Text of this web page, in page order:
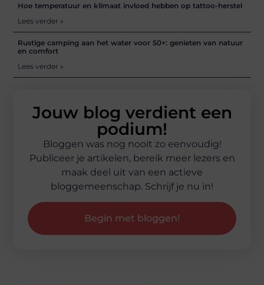
Hoe temperatuur en klimaat invloed hebben op tattoo-herstel
Lees verder »
Rustige camping aan het water voor 50+: genieten van natuur
en comfort
Lees verder »
Jouw blog verdient een
podium!
Bloggen was nog nooit zo eenvoudig!
Publiceer je artikelen, bereik meer lezers en
maak deel uit van een actieve
bloggemeenschap. Schrijf je nu in!
Begin met bloggen!